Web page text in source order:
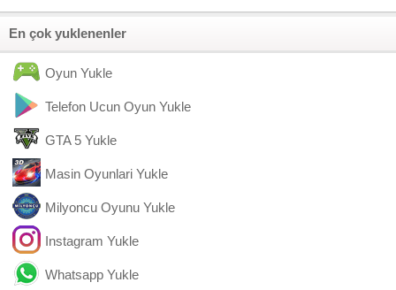
En çok yuklenenler
Oyun Yukle
Telefon Ucun Oyun Yukle
GTA 5 Yukle
Masin Oyunlari Yukle
Milyoncu Oyunu Yukle
Instagram Yukle
Whatsapp Yukle